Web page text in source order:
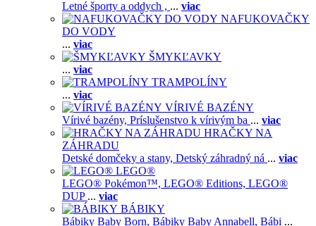
Letné športy a oddych , ... viac
NAFUKOVAČKY
DO VODY
... viac
ŠMYKĽAVKY
... viac
TRAMPOLÍNY
... viac
VÍRIVÉ BAZÉNY
Vírivé bazény, Príslušenstvo k vírivým ba ... viac
HRAČKY NA
ZÁHRADU
Detské domčeky a stany, Detský záhradný ná ... viac
LEGO®
LEGO® Pokémon™, LEGO® Editions, LEGO®
DUP ... viac
BÁBIKY
Bábiky Baby Born, Bábiky Baby Annabell, Bábi ...